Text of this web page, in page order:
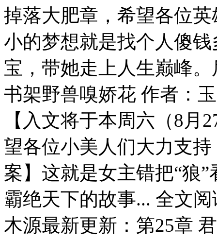
掉落大肥章，希望各位
小的梦想就是找个人傻
宝，带她走上人生巅峰
书架野兽嗅娇花 作者：
【入文将于本周六（8
望各位小美人们大力支
案】这就是女主错把“狼
霸绝天下的故事... 全文
木源最新更新：第25章